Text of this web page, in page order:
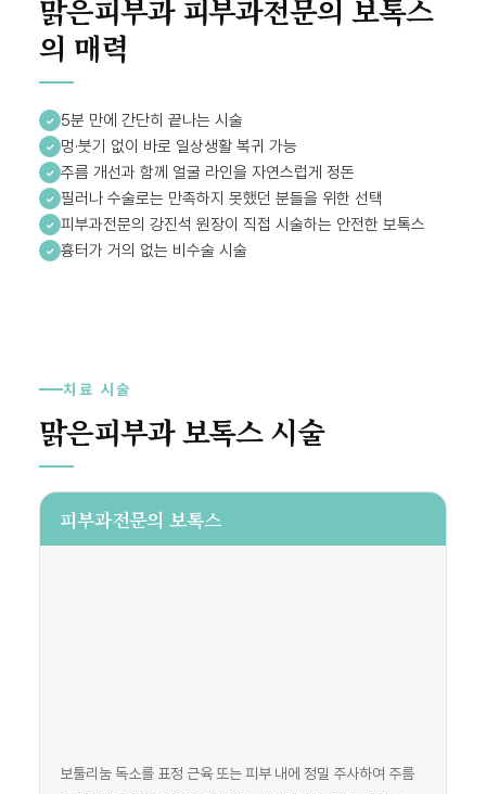
맑은피부과 피부과전문의 보톡스
의 매력
5분 만에 간단히 끝나는 시술
멍·붓기 없이 바로 일상생활 복귀 가능
주름 개선과 함께 얼굴 라인을 자연스럽게 정돈
필러나 수술로는 만족하지 못했던 분들을 위한 선택
피부과전문의 강진석 원장이 직접 시술하는 안전한 보톡스
흉터가 거의 없는 비수술 시술
치료 시술
맑은피부과 보톡스 시술
피부과전문의 보톡스
보툴리눔 독소를 표정 근육 또는 피부 내에 정밀 주사하여 주름